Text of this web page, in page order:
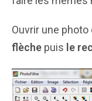
Ouvrir une photo
flèche puis le